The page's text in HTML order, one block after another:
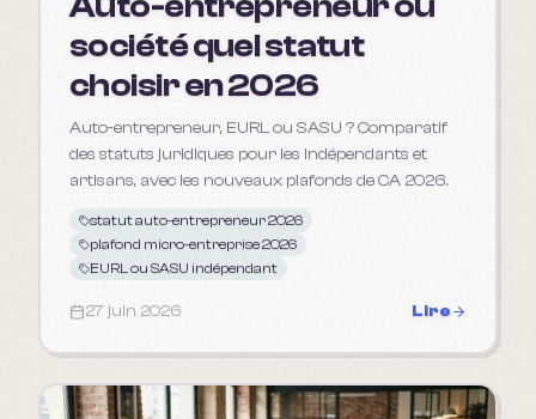
société quel statut
choisir en 2026
Auto-entrepreneur, EURL ou SASU ? Comparatif
des statuts juridiques pour les indépendants et
artisans, avec les nouveaux plafonds de CA 2026.
statut auto-entrepreneur 2026
plafond micro-entreprise 2026
EURL ou SASU indépendant
27 juin 2026 Lire